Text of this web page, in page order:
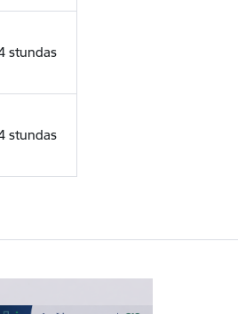
stundas
stundas